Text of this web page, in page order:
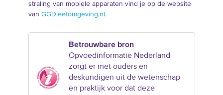
straling van mobiele apparaten vind je op de website
van GGDleefomgeving.nl .
Betrouwbare bron
Opvoedinformatie Nederland
zorgt er met ouders en
deskundigen uit de wetenschap
en praktijk voor dat deze